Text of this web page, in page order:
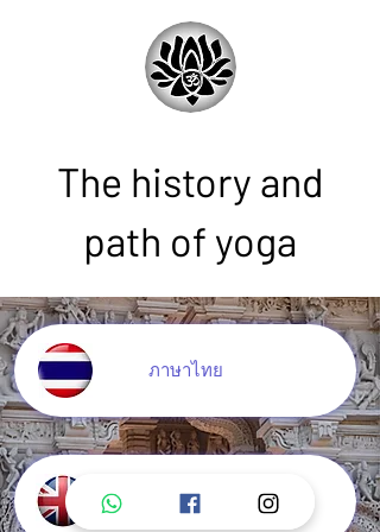
The history and
path of yoga
ภาษาไทย
English